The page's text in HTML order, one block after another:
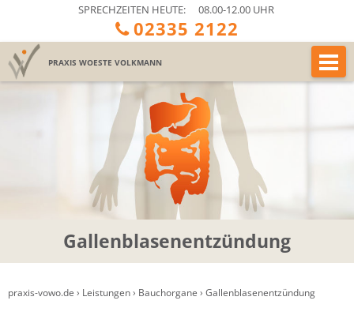
SPRECHZEITEN HEUTE: 08.00-12.00 UHR
02335 2122
PRAXIS WOESTE VOLKMANN
Gallenblasenentzündung
praxis-vowo.de › Leistungen› Bauchorgane › Gallenblasenentzündung